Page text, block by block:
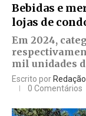
Bebidas e
lojas de
Em 2024,
mil unidades
Escrito por
0 Comentários